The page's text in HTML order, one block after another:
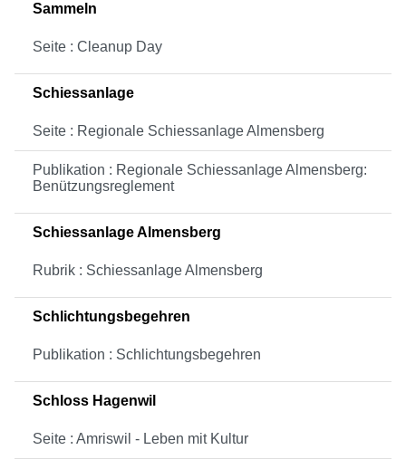
Sammeln
Seite : Cleanup Day
Schiessanlage
Seite : Regionale Schiessanlage Almensberg
Publikation : Regionale Schiessanlage Almensberg:
Benützungsreglement
Schiessanlage Almensberg
Rubrik : Schiessanlage Almensberg
Schlichtungsbegehren
Publikation : Schlichtungsbegehren
Schloss Hagenwil
Seite : Amriswil - Leben mit Kultur